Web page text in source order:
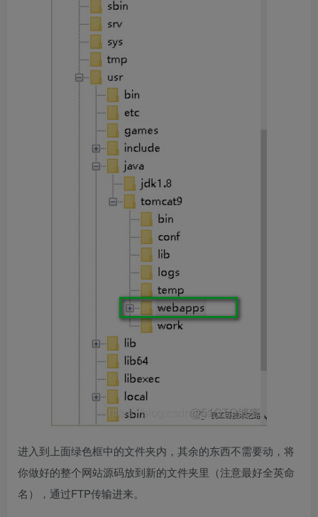
进入到上面绿色框中的文件夹内，其余的东西不需要动，将
你做好的整个网站源码放到新的文件夹里（注意最好全英命
名），通过FTP传输进来。